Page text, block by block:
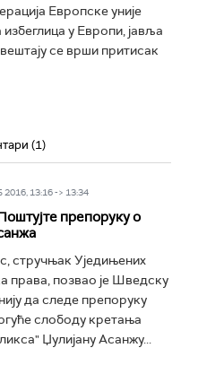
Европске уније
у Европи, јавља
се врши притисак
(1)
13:16 -> 13:34
препоруку о
стручњак Уједињених
права, позвао је Шведску
да следе препоруку
слободу кретања
Џулијану Асанжу...